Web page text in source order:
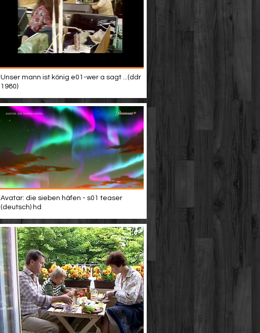
Unser mann ist könig e01-wer a sagt ...(ddr
1980)
Avatar: die sieben häfen - s01 teaser
(deutsch) hd